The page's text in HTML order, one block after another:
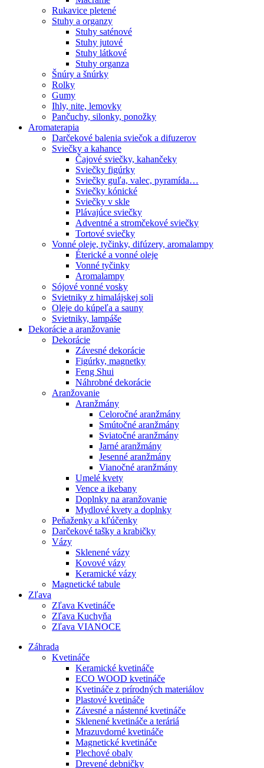
Rukavice pletené
Stuhy a organzy
Stuhy saténové
Stuhy jutové
Stuhy látkové
Stuhy organza
Šnúry a šnúrky
Rolky
Gumy
Ihly, nite, lemovky
Pančuchy, silonky, ponožky
Aromaterapia
Darčekové balenia sviečok a difuzerov
Sviečky a kahance
Čajové sviečky, kahančeky
Sviečky figúrky
Sviečky guľa, valec, pyramída…
Sviečky kónické
Sviečky v skle
Plávajúce sviečky
Adventné a stromčekové sviečky
Tortové sviečky
Vonné oleje, tyčinky, difúzery, aromalampy
Éterické a vonné oleje
Vonné tyčinky
Aromalampy
Sójové vonné vosky
Svietniky z himalájskej soli
Oleje do kúpeľa a sauny
Svietniky, lampáše
Dekorácie a aranžovanie
Dekorácie
Závesné dekorácie
Figúrky, magnetky
Feng Shui
Náhrobné dekorácie
Aranžovanie
Aranžmány
Celoročné aranžmány
Smútočné aranžmány
Sviatočné aranžmány
Jarné aranžmány
Jesenné aranžmány
Vianočné aranžmány
Umelé kvety
Vence a ikebany
Doplnky na aranžovanie
Mydlové kvety a doplnky
Peňaženky a kľúčenky
Darčekové tašky a krabičky
Vázy
Sklenené vázy
Kovové vázy
Keramické vázy
Magnetické tabule
Zľava
Zľava Kvetináče
Zľava Kuchyňa
Zľava VIANOCE
Záhrada
Kvetináče
Keramické kvetináče
ECO WOOD kvetináče
Kvetináče z prírodných materiálov
Plastové kvetináče
Závesné a nástenné kvetináče
Sklenené kvetináče a teráriá
Mrazuvdorné kvetináče
Magnetické kvetináče
Plechové obaly
Drevené debničky